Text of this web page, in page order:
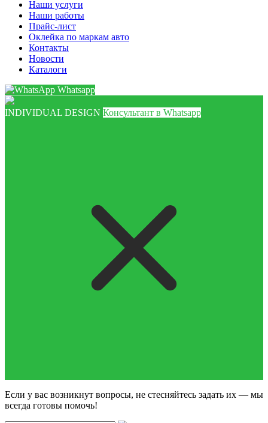
Наши услуги
Наши работы
Прайс-лист
Оклейка по маркам авто
Контакты
Новости
Каталоги
Whatsapp
INDIVIDUAL DESIGN Консультант в Whatsapp
Если у вас возникнут вопросы, не стесняйтесь задать их — мы
всегда готовы помочь!